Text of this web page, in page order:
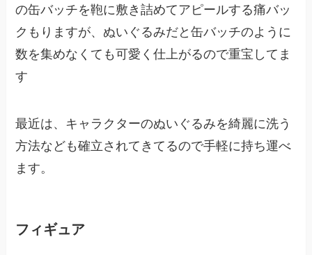
の缶バッチを鞄に敷き詰めてアピールする痛バッ
クもりますが、ぬいぐるみだと缶バッチのように
数を集めなくても可愛く仕上がるので重宝してま
す
最近は、キャラクターのぬいぐるみを綺麗に洗う
方法なども確立されてきてるので手軽に持ち運べ
ます。
フィギュア